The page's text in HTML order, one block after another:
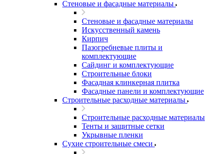
Стеновые и фасадные материалы
Стеновые и фасадные материалы
Искусственный камень
Кирпич
Пазогребневые плиты и
комплектующие
Сайдинг и комплектующие
Строительные блоки
Фасадная клинкерная плитка
Фасадные панели и комплектующие
Строительные расходные материалы
Строительные расходные материалы
Тенты и защитные сетки
Укрывные пленки
Сухие строительные смеси